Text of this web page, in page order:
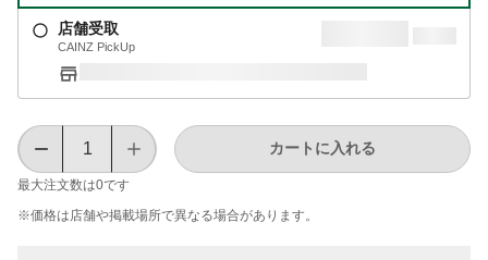
店舗受取
CAINZ PickUp
最大注文数は0です
カートに入れる
※価格は​店舗や​掲載場所で​異なる​場合が​あります。